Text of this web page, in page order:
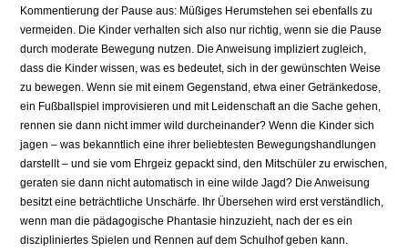
Kom­mentierung der Pause aus: Müßiges Herumstehen sei ebenfalls zu
vermeiden. Die Kinder verhalten sich also nur richtig, wenn sie die Pause
durch moderate Bewegung nutzen. Die Anweisung impliziert zugleich,
dass die Kinder wissen, was es bedeutet, sich in der gewünschten Weise
zu bewegen. Wenn sie mit einem Gegenstand, etwa einer Getränkedose,
ein Fußballspiel improvisieren und mit Leidenschaft an die Sache gehen,
rennen sie dann nicht immer wild durcheinander? Wenn die Kinder sich
jagen – was bekanntlich eine ihrer beliebtesten Bewegungshandlungen
darstellt – und sie vom Ehrgeiz gepackt sind, den Mitschüler zu erwischen,
geraten sie dann nicht automatisch in eine wilde Jagd? Die Anweisung
besitzt eine beträchtliche Unschärfe. Ihr Übersehen wird erst verständlich,
wenn man die pädagogische Phantasie hinzu­zieht, nach der es ein
diszipliniertes Spielen und Rennen auf dem Schulhof geben kann.